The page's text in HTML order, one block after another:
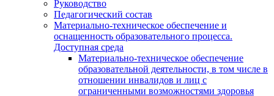
Руководство
Педагогический состав
Материально-техническое обеспечение и
оснащенность образовательного процесса.
Доступная среда
Материально-техническое обеспечение
образовательной деятельности, в том числе в
отношении инвалидов и лиц с
ограниченными возможностями здоровья